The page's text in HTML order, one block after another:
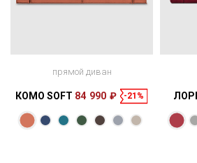
Размеры
прямой диван
КОМО SOFT 84 990 ₽ -21%